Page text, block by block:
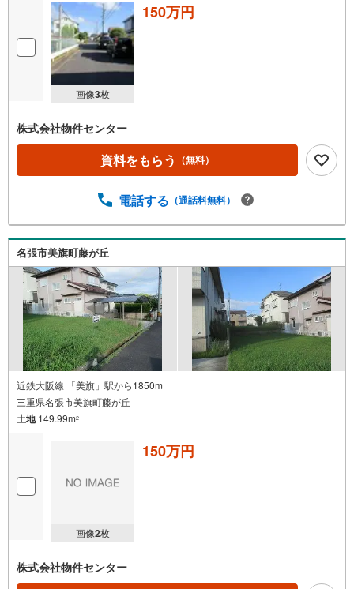
画像3枚
150万円
株式会社物件センター
資料をもらう （無料）
電話する （通話料無料）
名張市美旗町藤が丘
近鉄大阪線 「美旗」駅から1850m
三重県名張市美旗町藤が丘
土地149.99m2
画像2枚
150万円
株式会社物件センター